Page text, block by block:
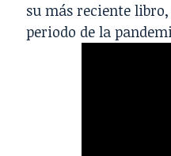
su más reciente
periodo de la